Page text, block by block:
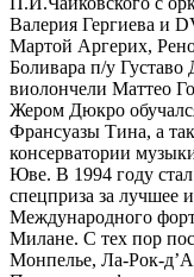
Валерия Гергиева и
Мартой Аргерих,
Боливара п/у Густаво
виолончели Маттео
Жером Дюкро
Франсуазы Тина, а
консерватории
Юве. В 1994 году
спецприза за лучшее
Международного
Милане. С тех пор
Монпелье, Ла-Рок-